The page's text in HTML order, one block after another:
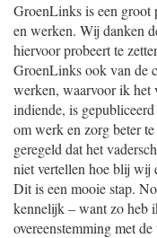
GroenLinks is een groot
en werken. Wij danken
hiervoor probeert te
GroenLinks ook van de
werken, waarvoor ik het
indiende, is
om werk en zorg beter
geregeld dat het
niet vertellen hoe blij wij
Dit is een mooie stap.
kennelijk – want zo heb
overeenstemming met